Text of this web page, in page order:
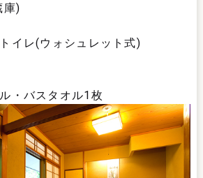
)
イレ(ウォシュレット式)
・バスタオル1枚